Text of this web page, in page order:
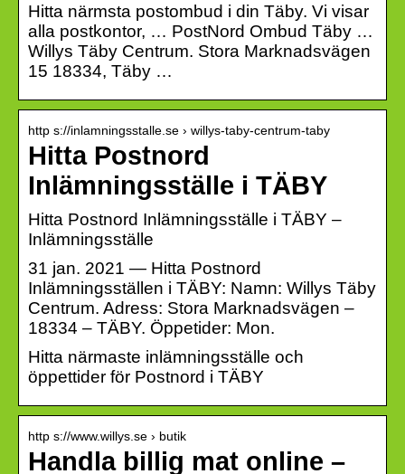
Hitta närmsta postombud i din Täby. Vi visar
alla postkontor, … PostNord Ombud Täby …
Willys Täby Centrum. Stora Marknadsvägen
15 18334, Täby …
http s://inlamningsstalle.se › willys-taby-centrum-taby
Hitta Postnord
Inlämningsställe i TÄBY
Hitta Postnord Inlämningsställe i TÄBY –
Inlämningsställe
31 jan. 2021 — Hitta Postnord
Inlämningsställen i TÄBY: Namn: Willys Täby
Centrum. Adress: Stora Marknadsvägen –
18334 – TÄBY. Öppetider: Mon.
Hitta närmaste inlämningsställe och
öppettider för Postnord i TÄBY
http s://www.willys.se › butik
Handla billig mat online –